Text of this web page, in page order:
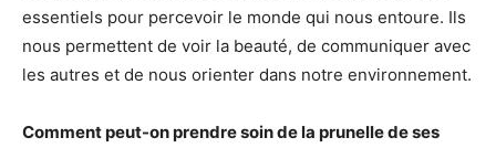
essentiels pour percevoir le monde qui nous entoure. Ils
nous permettent de voir la beauté, de communiquer avec
les autres et de nous orienter dans notre environnement.
Comment peut-on prendre soin de la prunelle de ses